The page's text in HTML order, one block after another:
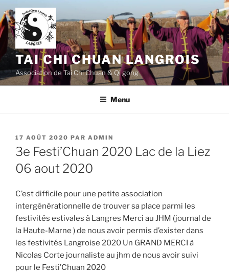
Aller
au
contenu
principal
TAI CHI CHUAN LANGROIS
Association de Tai Chi Chuan & Qi gong
Menu
PUBLIÉ
LE
17 AOÛT 2020 PAR ADMIN
3e Festi’Chuan 2020 Lac de la Liez
06 aout 2020
C’est difficile pour une petite association
intergénérationnelle de trouver sa place parmi les
festivités estivales à Langres Merci au JHM (journal de
la Haute-Marne ) de nous avoir permis d’exister dans
les festivités Langroise 2020 Un GRAND MERCI à
Nicolas Corte journaliste au jhm de nous avoir suivi
pour le Festi’Chuan 2020